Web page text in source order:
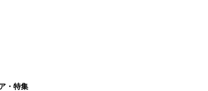
・特集